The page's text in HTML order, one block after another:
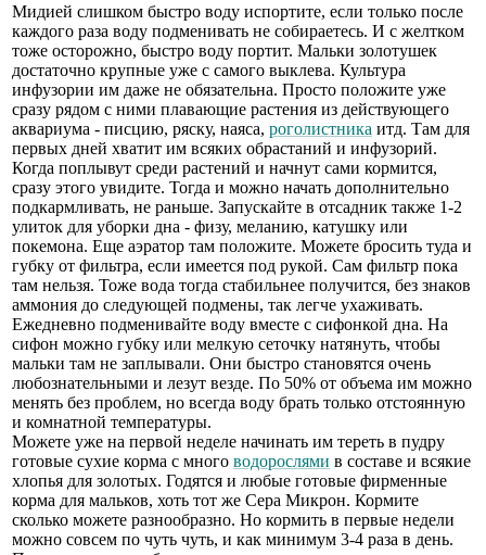
Мидией слишком быстро воду испортите, если только после
каждого раза воду подменивать не собираетесь. И с желтком
тоже осторожно, быстро воду портит. Мальки золотушек
достаточно крупные уже с самого выклева. Культура
инфузории им даже не обязательна. Просто положите уже
сразу рядом с ними плавающие растения из действующего
аквариума - писцию, ряску, наяса, роголистника итд. Там для
первых дней хватит им всяких обрастаний и инфузорий.
Когда поплывут среди растений и начнут сами кормится,
сразу этого увидите. Тогда и можно начать дополнительно
подкармливать, не раньше. Запускайте в отсадник также 1-2
улиток для уборки дна - физу, меланию, катушку или
покемона. Еще аэратор там положите. Можете бросить туда и
губку от фильтра, если имеется под рукой. Сам фильтр пока
там нельзя. Тоже вода тогда стабильнее получится, без знаков
аммония до следующей подмены, так легче ухаживать.
Ежедневно подменивайте воду вместе с сифонкой дна. На
сифон можно губку или мелкую сеточку натянуть, чтобы
мальки там не заплывали. Они быстро становятся очень
любознательными и лезут везде. По 50% от объема им можно
менять без проблем, но всегда воду брать только отстоянную
и комнатной температуры.
Можете уже на первой неделе начинать им тереть в пудру
готовые сухие корма с много водорослями в составе и всякие
хлопья для золотых. Годятся и любые готовые фирменные
корма для мальков, хоть тот же Сера Микрон. Кормите
сколько можете разнообразно. Но кормить в первые недели
можно совсем по чуть чуть, и как минимум 3-4 раза в день.